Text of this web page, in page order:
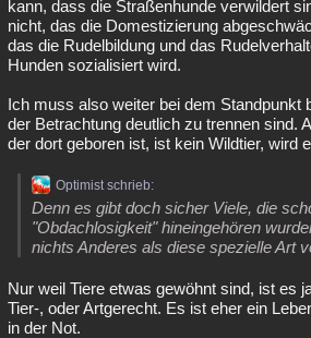
kann, dass die Straßenhunde verwildert
nicht, das die Domestizierung
das die Rudelbildung und das
Hunden sozialisiert wird.
Ich muss also weiter bei dem Standpunkt
der Betrachtung deutlich zu trennen sind.
der dort geboren ist, ist kein Wildtier, wird
Optimist schrieb:
Denn es gibt doch sicher Viele, die
"Obdachlosigkeit" hineingehören
nichts Anderes als diese spezielle Art
Nur weil Tiere etwas gewöhnt sind, ist es
Tier-, oder Artgerecht. Es ist eher ein
in der Not.